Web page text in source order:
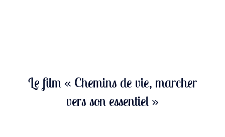
Le film « Chemins de vie, marcher
vers son essentiel »